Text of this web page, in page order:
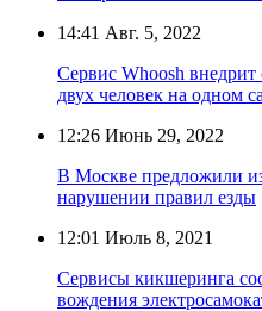
14:41 Авг. 5, 2022
Сервис Whoosh внедрит
двух человек на одном
12:26 Июнь 29, 2022
В Москве предложили
нарушении правил езды
12:01 Июль 8, 2021
Сервисы кикшеринга
вождения